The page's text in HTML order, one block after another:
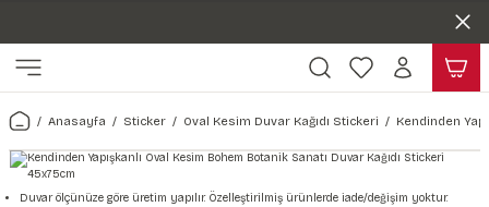
Harita & Şehir Duvar Kağıdı
Türkiye Serisi Duvar Kağıdı
Duvar Kağıdı
Hayvan, Yaprak & Çiçek
Yaprak Desenli Duvar Kağıdı
Doğa & Manza Duvar Kağıdı
Manzara Duvar Kağıdı
Tasarım & Sanatsal Duvar
Sanat Duvar Kağıdı
Araba Duvar Kağıdı
Ahşap, Mermer & Taş
Mermer Desenli Duvar Kağıdı
Kağıdı Stickeri
Anasayfa Sticker Oval Kesim Duvar Kağıdı Stickeri Kendinden
Duvar ölçünüze göre üretim yapılır. Özelleştirilmiş ürünlerde iade/değişim yoktur.